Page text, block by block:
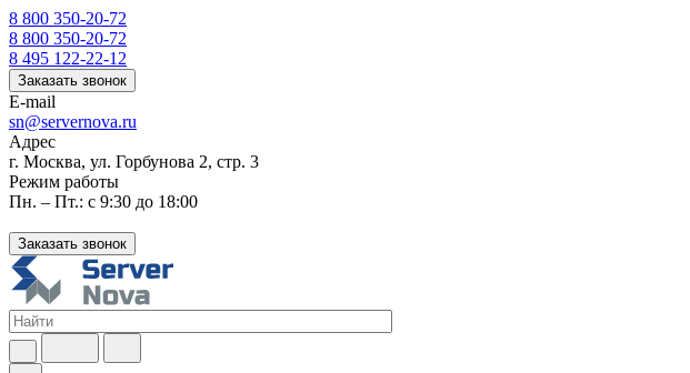
8 800 350-20-72
8 800 350-20-72
8 495 122-22-12
Заказать звонок
E-mail
sn@servernova.ru
Адрес
г. Москва, ул. Горбунова 2, стр. 3
Режим работы
Пн. – Пт.: с 9:30 до 18:00
Заказать звонок